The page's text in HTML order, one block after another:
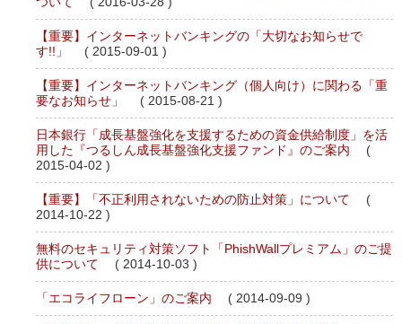
【重要】インターネットバンキングの「大切なお知らせで
す!!」
( 2015-09-01 )
【重要】インターネットバンキング（個人向け）に関わる「重
要なお知らせ」
( 2015-08-21 )
日本銀行「成長基盤強化を支援するための資金供給制度」を活
用した『つるしん成長基盤強化支援ファンド』のご案内
(
2015-04-02 )
【重要】「不正利用されないための防止対策」について
(
2014-10-22 )
無料のセキュリティ対策ソフト「PhishWallプレミアム」のご提
供について
( 2014-10-03 )
「エコライフローン」のご案内 ( 2014-09-09 )